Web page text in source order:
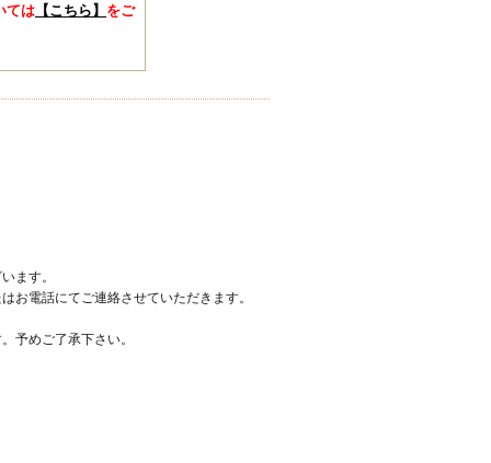
ては 【こちら】 をご
ます。
お電話にてご連絡させていただきます。
予めご了承下さい。